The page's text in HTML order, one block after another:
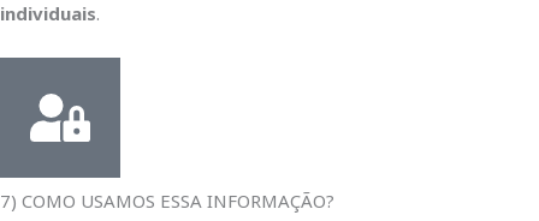
individuais.
7) COMO USAMOS ESSA INFORMAÇÃO?